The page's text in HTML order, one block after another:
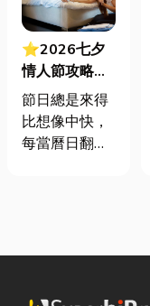
⭐2026七夕
情人節攻略！
七夕送什麼不
踩雷？限定甜
點哪裡買？台
節日總是來得
比想像中快，
每當曆日翻到
候？」、「七
該買什